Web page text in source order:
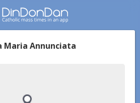
Maria Annunciata